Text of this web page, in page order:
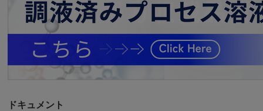
ドキュメント